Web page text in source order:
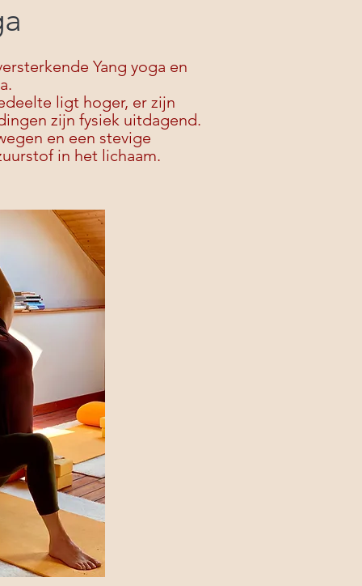
Yang yoga en
ligt hoger, er zijn
zijn fysiek uitdagend.
en een stevige
in het lichaam.